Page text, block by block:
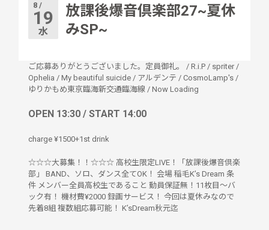
8 /
19
水
放課後爆音倶楽部27~夏休
みSP~
ご応募ありがとうございました。定員御礼。 / R.i.P / spriter /
Ophelia / My beautiful suicide / アルデンテ / CosmoLamp's /
ゆりかもめ東京臨海新交通臨海線 / Now Loading
OPEN 13:30 / START 14:00
charge ¥1500+1st drink
☆☆☆大募集！！☆☆☆ 高校生限定LIVE！「放課後爆音倶楽
部」 BAND、ソロ、ダンス全てOK！ 会場 稲毛K’s Dream 条
件 メンバー全員高校生であること 動員保証無！11枚目～バ
ック有！ 機材費¥2000 録画サービス！ 今回は夏休みなので
先着8組 複数組応募可能！ K’sDream秋元迄